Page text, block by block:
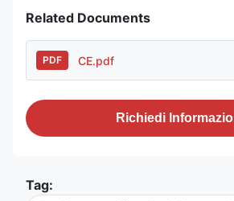
Related Documents
PDF CE.pdf
Richiedi
Tag: